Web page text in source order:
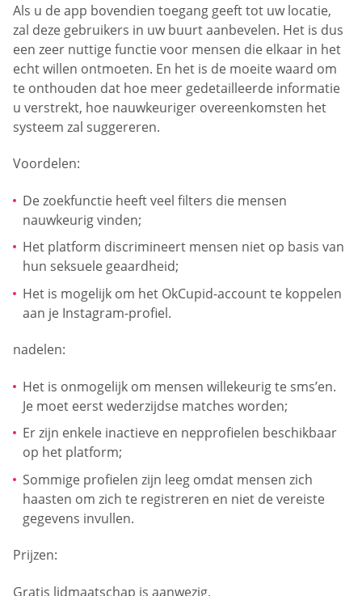
Als u de app bovendien toegang geeft tot uw locatie,
zal deze gebruikers in uw buurt aanbevelen. Het is dus
een zeer nuttige functie voor mensen die elkaar in het
echt willen ontmoeten. En het is de moeite waard om
te onthouden dat hoe meer gedetailleerde informatie
u verstrekt, hoe nauwkeuriger overeenkomsten het
systeem zal suggereren.
Voordelen:
De zoekfunctie heeft veel filters die mensen
nauwkeurig vinden;
Het platform discrimineert mensen niet op basis van
hun seksuele geaardheid;
Het is mogelijk om het OkCupid-account te koppelen
aan je Instagram-profiel.
nadelen:
Het is onmogelijk om mensen willekeurig te sms’en.
Je moet eerst wederzijdse matches worden;
Er zijn enkele inactieve en nepprofielen beschikbaar
op het platform;
Sommige profielen zijn leeg omdat mensen zich
haasten om zich te registreren en niet de vereiste
gegevens invullen.
Prijzen:
Gratis lidmaatschap is aanwezig.